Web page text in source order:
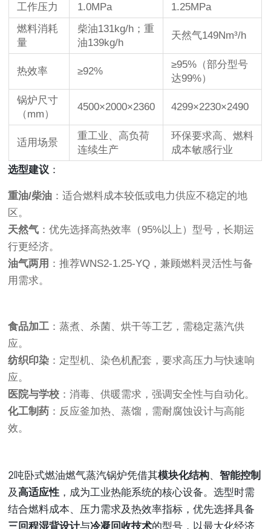
工作压力
1.0MPa
1.25MPa
燃料消耗
量
柴油131kg/h；重
油139kg/h
天然气149Nm³/h
热效率 ≥92%
≥95%（部分型号
达99%）
锅炉尺寸
（mm）
4500×2000×2360 4299×2230×2490
适用场景
重工业、高负荷
连续生产
环保要求高、燃料
成本敏感行业
选型建议 ：
重油/柴油 ：适合燃料成本较低或电力供应不稳定的地
区。
天然气 ：优先选择高热效率（95%以上）型号，长期运
行更经济。
油气两用 ：推荐WNS2-1.25-YQ，兼顾燃料灵活性与备
用需求。
食品加工 ：蒸煮、杀菌、烘干等工艺，需稳定蒸汽供
应。
纺织印染 ：定型机、染色机配套，要求高压力与快速响
应。
医院与学校 ：消毒、供暖需求，强调安全性与自动化。
化工制药 ：反应釜加热、蒸馏，需耐腐蚀设计与高能
效。
2吨卧式燃油燃气蒸汽锅炉凭借其模块化结构、智能控制
及高适应性 ，成为工业热能系统的核心设备。选型时需
结合燃料成本、压力需求及热效率指标，优先选择具备
三回程湿背设计与冷凝回收技术的型号，以最大化经济